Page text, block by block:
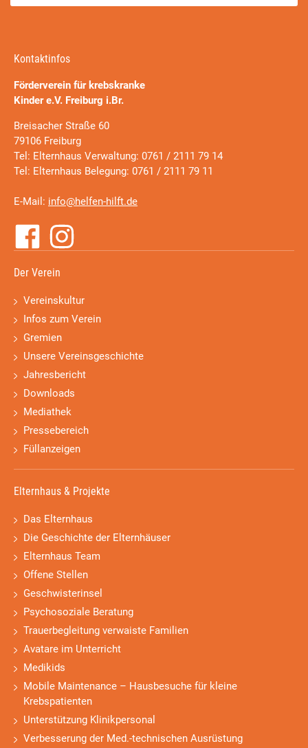
Kontaktinfos
Förderverein für krebskranke
Kinder e.V. Freiburg i.Br.
Breisacher Straße 60
79106 Freiburg
Tel: Elternhaus Verwaltung: 0761 / 2111 79 14
Tel: Elternhaus Belegung: 0761 / 2111 79 11
E-Mail: info@helfen-hilft.de
Der Verein
Vereinskultur
Infos zum Verein
Gremien
Unsere Vereinsgeschichte
Jahresbericht
Downloads
Mediathek
Pressebereich
Füllanzeigen
Elternhaus & Projekte
Das Elternhaus
Die Geschichte der Elternhäuser
Elternhaus Team
Offene Stellen
Geschwisterinsel
Psychosoziale Beratung
Trauerbegleitung verwaiste Familien
Avatare im Unterricht
Medikids
Mobile Maintenance – Hausbesuche für kleine
Krebspatienten
Unterstützung Klinikpersonal
Verbesserung der Med.-technischen Ausrüstung